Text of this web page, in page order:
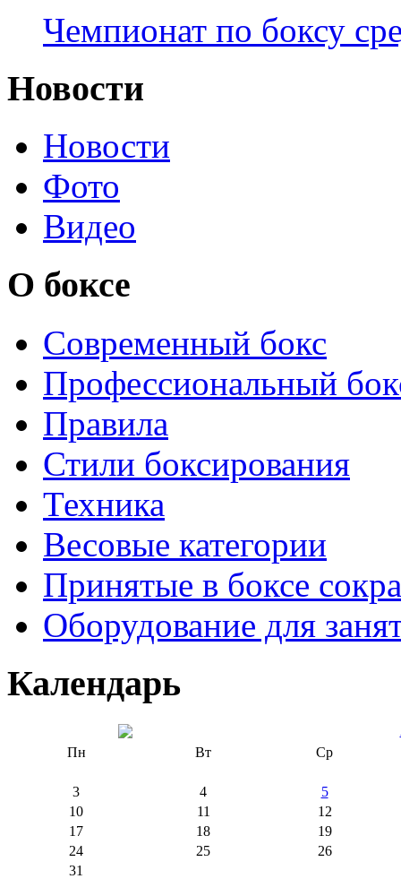
Чемпионат по боксу
Новости
Новости
Фото
Видео
О боксе
Современный бокс
Профессиональный
Правила
Стили боксирования
Техника
Весовые категории
Принятые в боксе
Оборудование для
Календарь
Пн
Вт Ср
3 4
5
10
11
12
17
18
19
24
25
26
31